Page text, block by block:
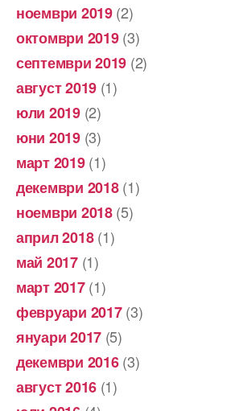
ноември 2019(2)
октомври 2019(3)
септември 2019 (2)
август 2019 (1)
юли 2019(2)
юни 2019(3)
март 2019(1)
декември 2018(1)
ноември 2018(5)
април 2018(1)
май 2017(1)
март 2017(1)
февруари 2017(3)
януари 2017 (5)
декември 2016(3)
август 2016 (1)